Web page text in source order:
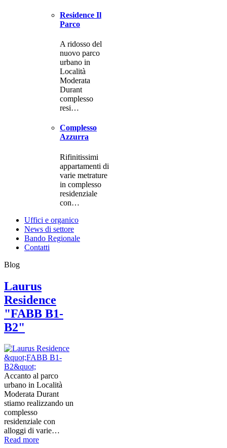
Residence Il
Parco
A ridosso del
nuovo parco
urbano in
Località
Moderata
Durant
complesso
resi…
Complesso
Azzurra
Rifinitissimi
appartamenti di
varie metrature
in complesso
residenziale
con…
Uffici e organico
News di settore
Bando Regionale
Contatti
Blog
Laurus
Residence
"FABB B1-
B2"
Accanto al parco
urbano in Località
Moderata Durant
stiamo realizzando un
complesso
residenziale con
alloggi di varie…
Read more